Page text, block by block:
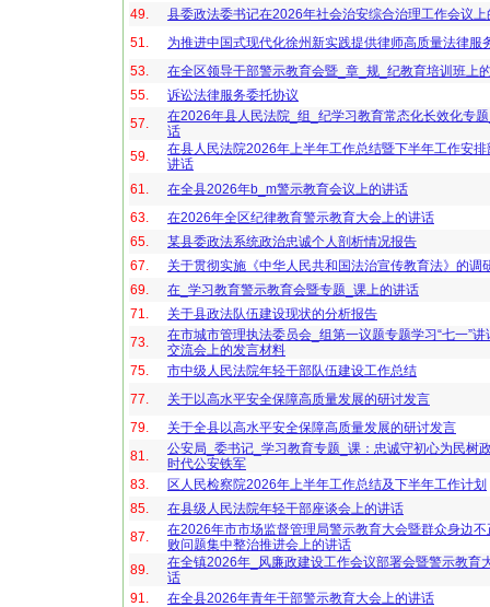
49.
县委政法委书记在2026年社会治安综合治理工作会议上
51.
为推进中国式现代化徐州新实践提供律师高质量法律服
53.
在全区领导干部警示教育会暨_章_规_纪教育培训班上
55.
诉讼法律服务委托协议
57.
在2026年县人民法院_组_纪学习教育常态化长效化专
话
59.
在县人民法院2026年上半年工作总结暨下半年工作安
讲话
61.
在全县2026年b_m警示教育会议上的讲话
63.
在2026年全区纪律教育警示教育大会上的讲话
65.
某县委政法系统政治忠诚个人剖析情况报告
67.
关于贯彻实施《中华人民共和国法治宣传教育法》的调
69.
在_学习教育警示教育会暨专题_课上的讲话
71.
关于县政法队伍建设现状的分析报告
73.
在市城市管理执法委员会_组第一议题专题学习“七一”
交流会上的发言材料
75.
市中级人民法院年轻干部队伍建设工作总结
77.
关于以高水平安全保障高质量发展的研讨发言
79.
关于全县以高水平安全保障高质量发展的研讨发言
81.
公安局_委书记_学习教育专题_课：忠诚守初心为民树
时代公安铁军
83.
区人民检察院2026年上半年工作总结及下半年工作计划
85.
在县级人民法院年轻干部座谈会上的讲话
87.
在2026年市市场监督管理局警示教育大会暨群众身边
败问题集中整治推进会上的讲话
89.
在全镇2026年_风廉政建设工作会议部署会暨警示教育
话
91.
在全县2026年青年干部警示教育大会上的讲话